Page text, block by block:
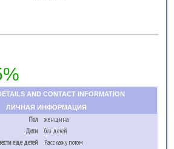
AND CONTACT INFORMATION
ЛИЧНАЯ ИНФОРМАЦИЯ
Пол
женщина
Дети
без детей
еще детей
Расскажу потом